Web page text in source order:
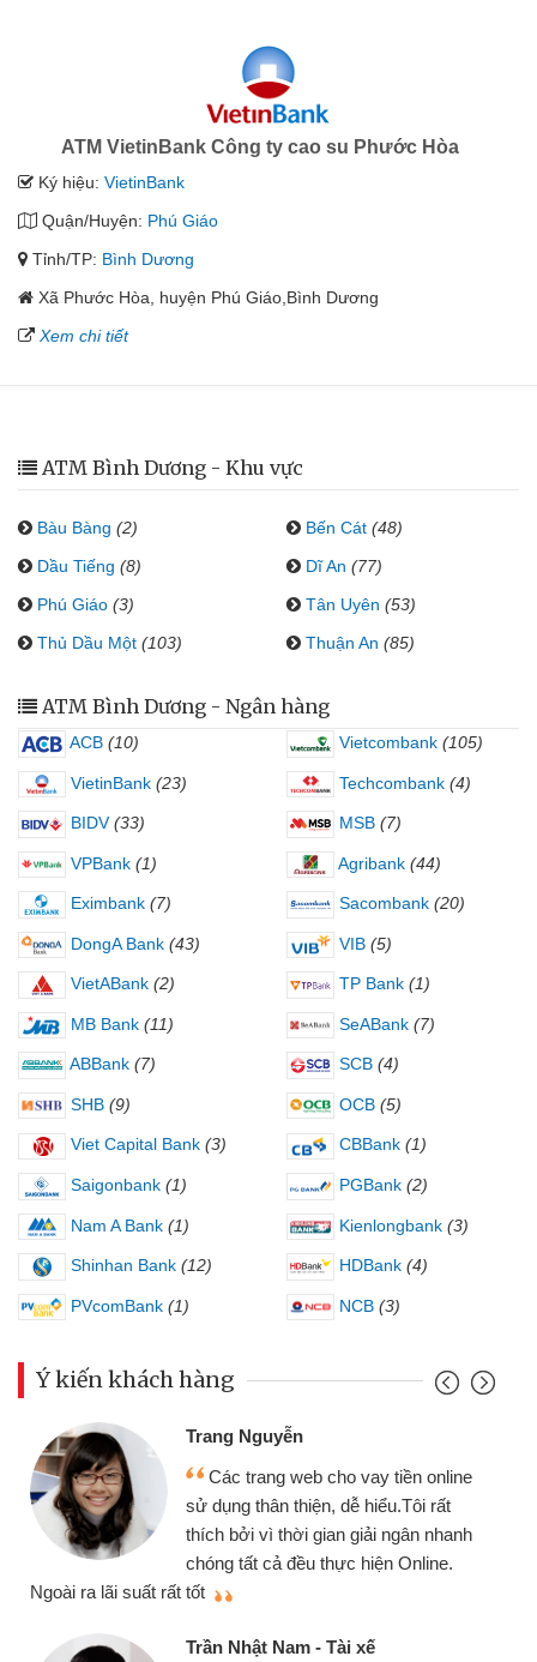
ATM VietinBank Công ty cao su Phước Hòa
Ký hiệu: VietinBank
Quận/Huyện: Phú Giáo
Tỉnh/TP: Bình Dương
Xã Phước Hòa, huyện Phú Giáo,Bình Dương
Xem chi tiết
ATM Bình Dương - Khu vực
Bàu Bàng (2) Bến Cát (48)
Dầu Tiếng (8) Dĩ An (77)
Phú Giáo (3) Tân Uyên (53)
Thủ Dầu Một (103) Thuận An (85)
ATM Bình Dương - Ngân hàng
ACB (10) Vietcombank (105)
VietinBank (23) Techcombank (4)
BIDV (33) MSB (7)
VPBank (1) Agribank (44)
Eximbank (7) Sacombank (20)
DongA Bank (43) VIB (5)
VietABank (2) TP Bank (1)
MB Bank (11) SeABank (7)
ABBank (7) SCB (4)
SHB (9) OCB (5)
Viet Capital Bank (3) CBBank (1)
Saigonbank (1) PGBank (2)
Nam A Bank (1) Kienlongbank (3)
Shinhan Bank (12) HDBank (4)
PVcomBank (1) NCB (3)
Ý kiến khách hàng
Trang Nguyễn
Các trang web cho vay tiền online
sử dụng thân thiện, dễ hiểu.Tôi rất
thích bởi vì thời gian giải ngân nhanh
chóng tất cả đều thực hiện Online.
Ngoài ra lãi suất rất tốt
Trần Nhật Nam - Tài xế